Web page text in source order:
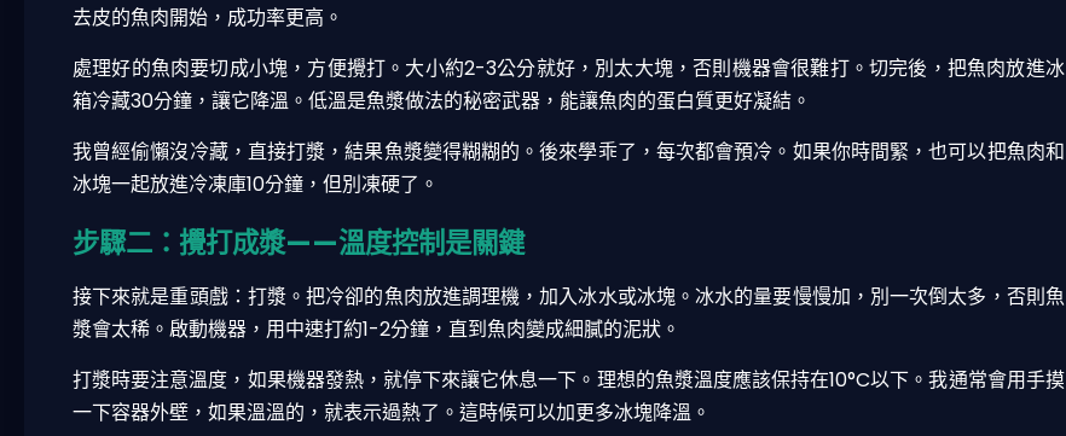
去皮的魚肉開始，成功率更高。
處理好的魚肉要切成小塊，方便攪打。大小約2-3公分就好，別太大塊，否則機器會很難打。切完後，把魚肉放進冰
箱冷藏30分鐘，讓它降溫。低溫是魚漿做法的秘密武器，能讓魚肉的蛋白質更好凝結。
我曾經偷懶沒冷藏，直接打漿，結果魚漿變得糊糊的。後來學乖了，每次都會預冷。如果你時間緊，也可以把魚肉和
冰塊一起放進冷凍庫10分鐘，但別凍硬了。
步驟二：攪打成漿——溫度控制是關鍵
接下來就是重頭戲：打漿。把冷卻的魚肉放進調理機，加入冰水或冰塊。冰水的量要慢慢加，別一次倒太多，否則魚
漿會太稀。啟動機器，用中速打約1-2分鐘，直到魚肉變成細膩的泥狀。
打漿時要注意溫度，如果機器發熱，就停下來讓它休息一下。理想的魚漿溫度應該保持在10°C以下。我通常會用手摸
一下容器外壁，如果溫溫的，就表示過熱了。這時候可以加更多冰塊降溫。